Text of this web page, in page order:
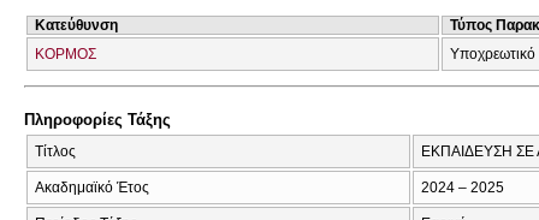
Κατεύθυνση
Τύπος
ΚΟΡΜΟΣ
Υποχρεωτικό
Πληροφορίες Τάξης
Τίτλος ΕΚΠΑΙΔΕΥΣΗ ΣΕ
Ακαδημαϊκό Έτος 2024 – 2025